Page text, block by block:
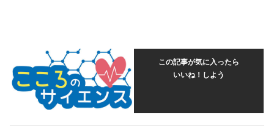
この記事が気に入ったら
いいね！しよう